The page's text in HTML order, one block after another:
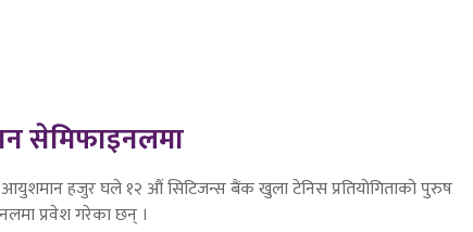
सेमिफाइनलमा
आयुशमान हजुर घले १२ औं सिटिजन्स बैंक खुला टेनिस प्रतियोगिताको पुरुष
प्रवेश गरेका छन् ।